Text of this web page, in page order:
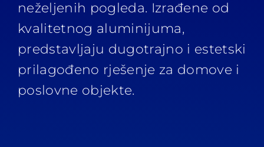
neželjenih pogleda. Izrađene od
kvalitetnog aluminijuma,
predstavljaju dugotrajno i estetski
prilagođeno rješenje za domove i
poslovne objekte.